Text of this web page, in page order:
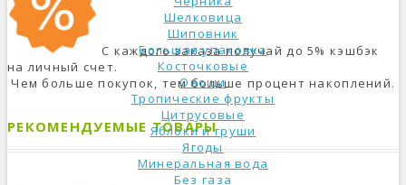
Шелковица
Шиповник
Большая упаковка
Косточковые
Овощи
Тропические фрукты
Цитрусовые
Яблоки и груши
Ягоды
Минеральная вода
Без газа
С каждого заказа получай до 5% кэшбэк
на личный счет.
Чем больше покупок, тем больше процент накоплений.
РЕКОМЕНДУЕМЫЕ ТОВАРЫ